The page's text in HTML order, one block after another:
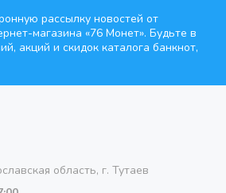
рассылку новостей от
магазина «76 Монет». Будьте в
акций и скидок каталога банкнот,
область, г. Тутаев